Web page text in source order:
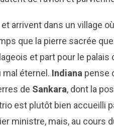
arrivent dans un village
que la pierre sacrée
et part pour le palais
mal éternel. Indiana pense
de Sankara, dont la
est plutôt bien accueilli
ministre, mais, au cours